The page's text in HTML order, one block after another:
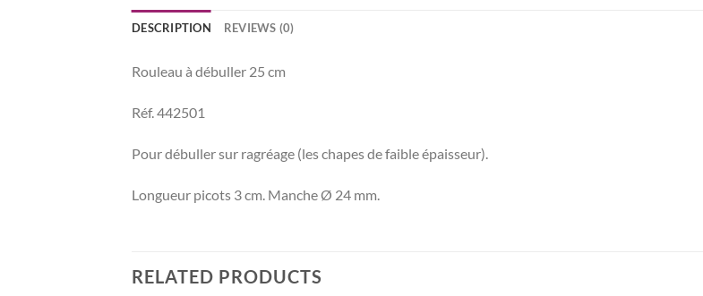
DESCRIPTION REVIEWS (0)
Rouleau à débuller 25 cm
Réf. 442501
Pour débuller sur ragréage (les chapes de faible épaisseur).
Longueur picots 3 cm. Manche Ø 24 mm.
RELATED PRODUCTS